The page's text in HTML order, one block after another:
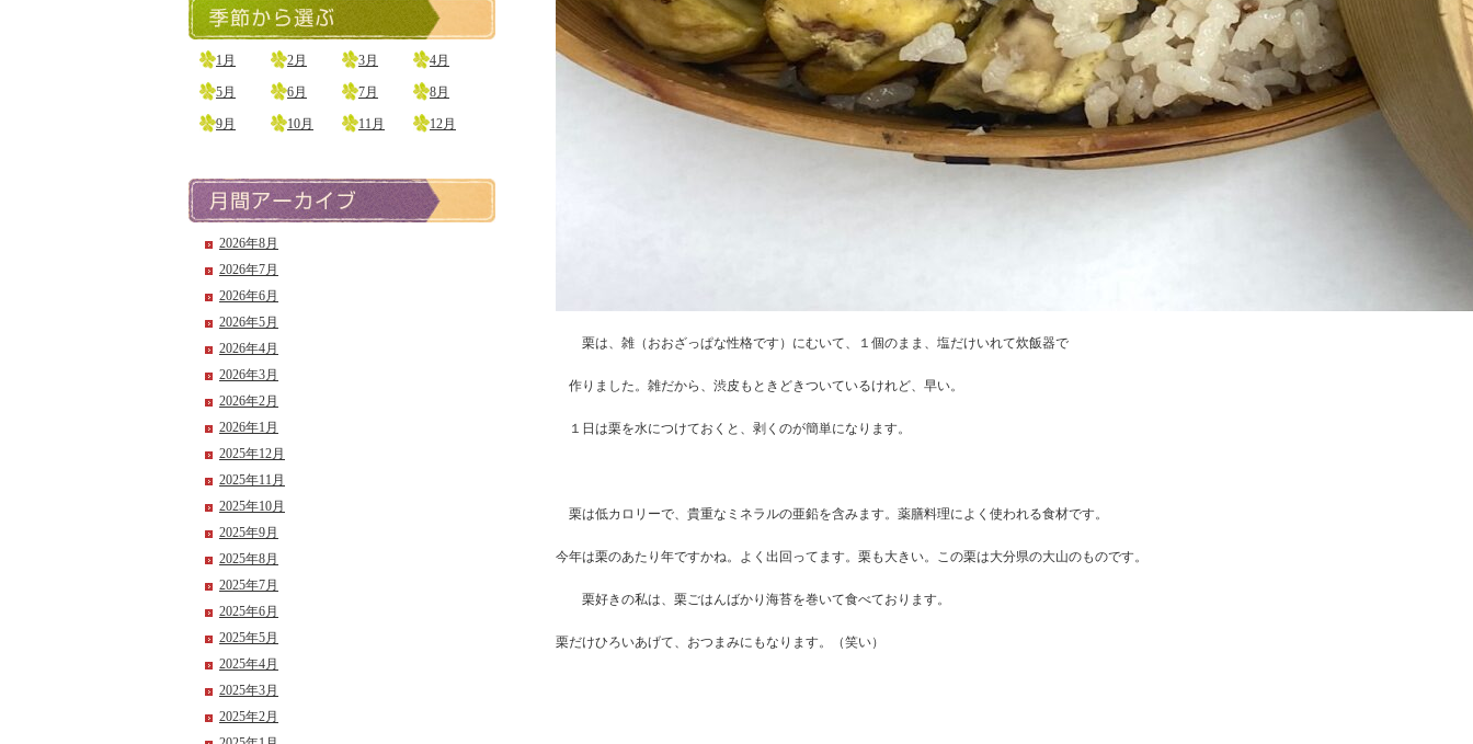
栗は、雑（おおざっぱな性格です）にむいて、１個のまま、塩だけいれて炊飯器で
作りました。雑だから、渋皮もときどきついているけれど、早い。
１日は栗を水につけておくと、剥くのが簡単になります。
栗は低カロリーで、貴重なミネラルの亜鉛を含みます。薬膳料理によく使われる食材です。
今年は栗のあたり年ですかね。よく出回ってます。栗も大きい。この栗は大分県の大山のものです。
栗好きの私は、栗ごはんばかり海苔を巻いて食べております。
栗だけひろいあげて、おつまみにもなります。（笑い）
1月 2月 3月 4月
5月 6月 7月 8月
9月 10月 11月 12月
2026年8月
2026年7月
2026年6月
2026年5月
2026年4月
2026年3月
2026年2月
2026年1月
2025年12月
2025年11月
2025年10月
2025年9月
2025年8月
2025年7月
2025年6月
2025年5月
2025年4月
2025年3月
2025年2月